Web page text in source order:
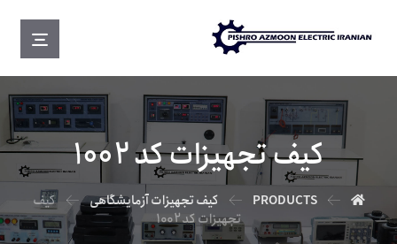
کیف تجهیزات کد 1002
PRODUCTS کیف تجهیزات آزمایشگاهی
کیف
تجهیزات کد 1002